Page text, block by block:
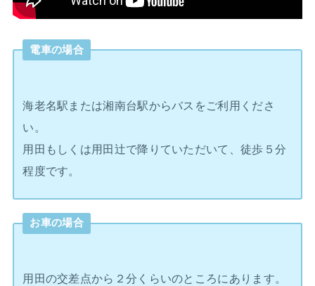
電車の場合
海老名駅または湘南台駅からバスをご利用くださ
い。
用田もしくは用田辻で降りていただいて、徒歩５分
程度です。
お車の場合
用田の交差点から２分くらいのところにあります。